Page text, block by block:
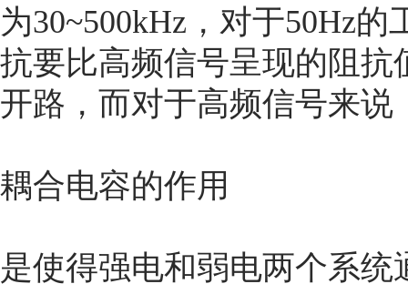
为30~500kHz，对于50Hz
抗要比高频信号呈现的阻抗
开路，而对于高频信号来说
耦合电容的作用
是使得强电和弱电两个系